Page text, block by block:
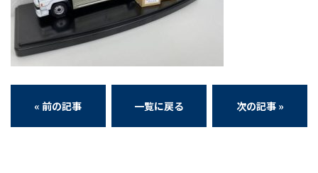
https://www.instagram.com/
« 前の記事 一覧に戻る 次の記事 »